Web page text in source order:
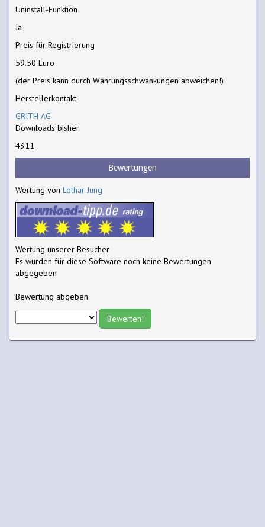
Uninstall-Funktion
Ja
Preis für Registrierung
59.50 Euro
(der Preis kann durch Währungsschwankungen abweichen!)
Herstellerkontakt
GRITH AG
Downloads bisher
4311
Bewertungen
Wertung von Lothar Jung
Wertung unserer Besucher
Es wurden für diese Software noch keine Bewertungen
abgegeben
Bewertung abgeben